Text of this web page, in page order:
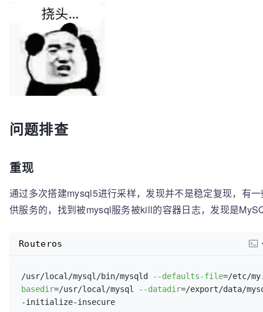
问题排查
重现
通过多次搭建mysql5进行采样，发现并不是稳定复现，有
供服务的，找到被mysql服务被kill的容器日志，发现是
/usr/local/mysql/bin/mysqld --defaults-file=/etc/
basedir=/usr/local/mysql --datadir=/export/data/
-initialize-insecure
Routeros